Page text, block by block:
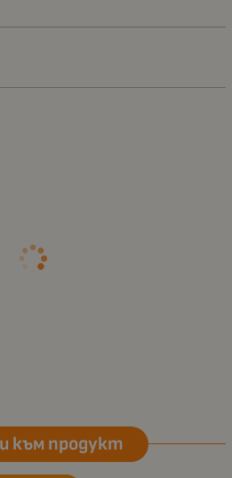
към продукт